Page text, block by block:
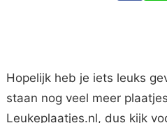
Hopelijk heb je iets leuks
staan nog veel meer
Leukeplaatjes.nl, dus kijk